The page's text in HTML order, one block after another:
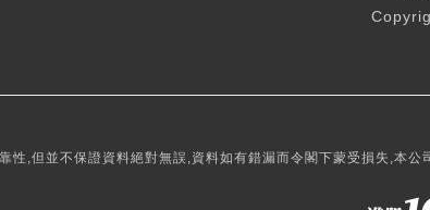
,但並不保證資料絕對無誤,資料如有錯漏而令閣下蒙受損失,本公